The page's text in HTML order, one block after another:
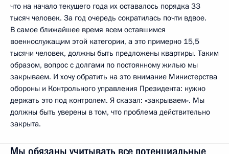
что на начало текущего года их оставалось порядка 33
тысяч человек. За год очередь сократилась почти вдвое.
В самое ближайшее время всем оставшимся
военнослужащим этой категории, а это примерно 15,5
тысячи человек, должны быть предложены квартиры. Таким
образом, вопрос с долгами по постоянному жилью мы
закрываем. И хочу обратить на это внимание Министерства
обороны и Контрольного управления Президента: нужно
держать это под контролем. Я сказал: «закрываем». Мы
должны быть уверены в том, что проблема действительно
закрыта.
Мы обязаны учитывать все потенциальные